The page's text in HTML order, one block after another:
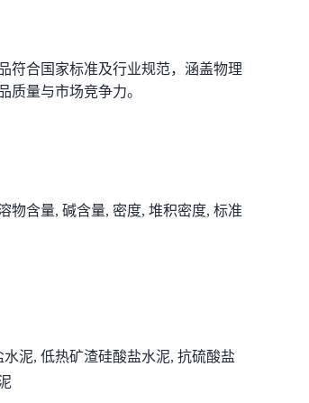
符合国家标准及行业规范，涵盖物理
量与市场竞争力。
物含量, 碱含量, 密度, 堆积密度, 标准
泥, 低热矿渣硅酸盐水泥, 抗硫酸盐